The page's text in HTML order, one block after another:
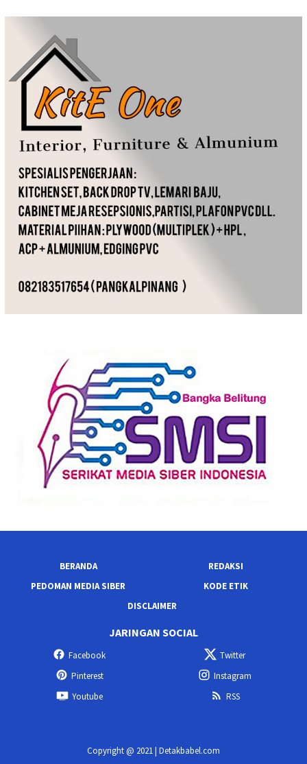
BERANDA
REDAKSI
PEDOMAN MEDIA SIBER
KODE ETIK
DISCLAIMER
JARINGAN SOCIAL
Facebook
Twitter
Pinterest
Instagram
Youtube
RSS
Copyright @ 2021 | Detakbabel.com